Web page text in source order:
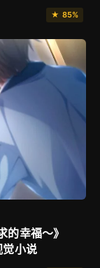
★ 85%
的幸福～》
小说